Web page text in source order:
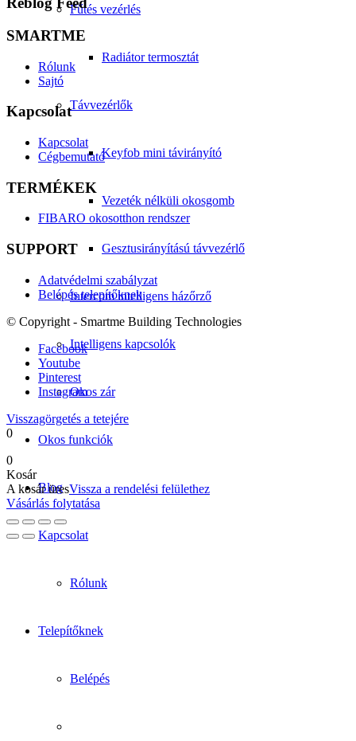
Fűtés vezérlés
Radiátor termosztát
Távvezérlők
Keyfob mini távirányító
Vezeték nélküli okosgomb
Gesztusirányítású távvezérlő
Intercom intelligens házőrző
Intelligens kapcsolók
Okos zár
Okos funkciók
Blog
Kapcsolat
Rólunk
Telepítőknek
Belépés
SMARTME
Rólunk
Sajtó
Kapcsolat
Kapcsolat
Cégbemutató
TERMÉKEK
FIBARO okosotthon rendszer
SUPPORT
Adatvédelmi szabályzat
Belépés telepítőknek
© Copyright - Smartme Building Technologies
Facebook
Youtube
Pinterest
Instagram
Visszagörgetés a tetejére
0
0
Kosár
A kosár üresVissza a rendelési felülethez
Vásárlás folytatása